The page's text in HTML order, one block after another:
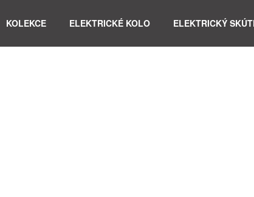
KOLEKCE ELEKTRICKÉ KOLO ELEKTRICKÝ